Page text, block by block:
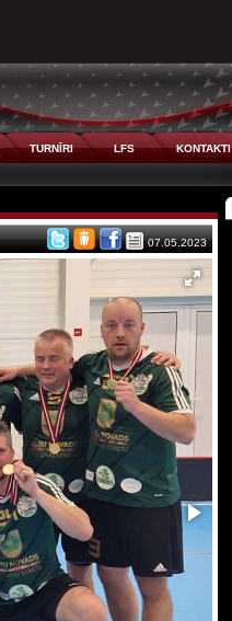
TURNĪRI LFS KONTAKTI
07.05.2023